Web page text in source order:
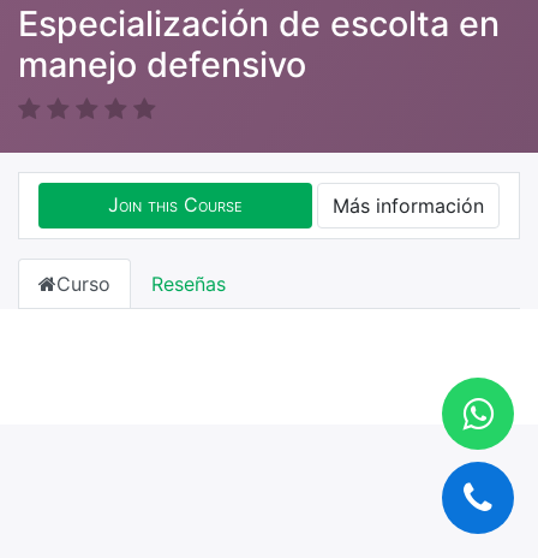
Especialización de escolta en
manejo defensivo
Join this Course Más información
Curso Reseñas